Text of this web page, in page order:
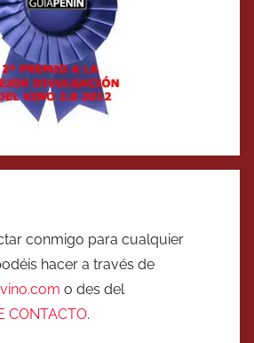
conmigo para cualquier
hacer a través de
o des del
CONTACTO.